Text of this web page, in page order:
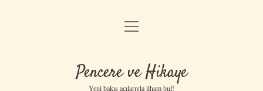
Anasayfa
Yasal Uyarı
menüyü
Pencere ve Hikaye
Yeni bakış açılarıyla ilham bul!